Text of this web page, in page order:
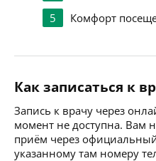
5
Комфорт
Как записаться к
Запись к врачу через
момент не доступна. Вам
приём через
указанному там номеру